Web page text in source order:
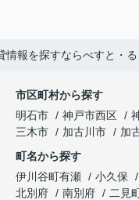
情報を探すならべすと・
市区町村から探す
明石市
神戸市西区
三木市
加古川市 加
町名から探す
伊川谷町有瀬
小久保
北別府
南別府 二見